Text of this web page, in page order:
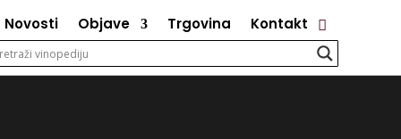
Novosti Objave Trgovina Kontakt